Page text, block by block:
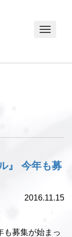
Toggle
』 今年も募
2016.11.15
も募集が始まっ